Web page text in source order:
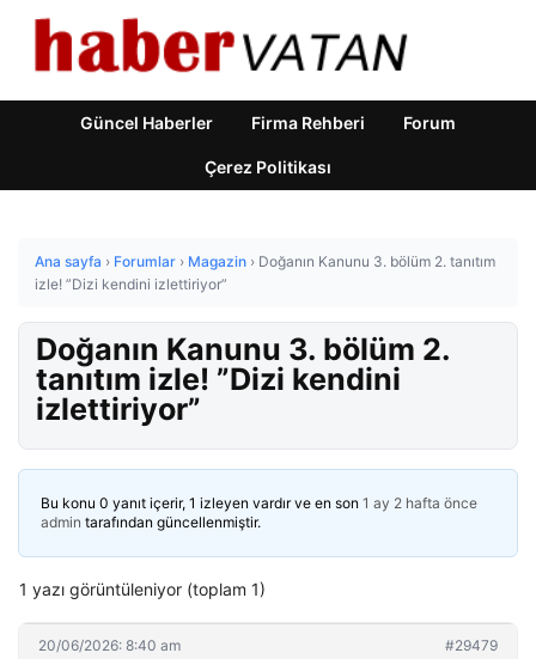
Güncel Haberler Firma Rehberi Forum
Çerez Politikası
Ana sayfa › Forumlar › Magazin › Doğanın Kanunu 3. bölüm 2. tanıtım
izle! ”Dizi kendini izlettiriyor”
Doğanın Kanunu 3. bölüm 2.
tanıtım izle! ”Dizi kendini
izlettiriyor”
Bu konu 0 yanıt içerir, 1 izleyen vardır ve en son 1 ay 2 hafta önce
admin tarafından güncellenmiştir.
1 yazı görüntüleniyor (toplam 1)
20/06/2026: 8:40 am #29479